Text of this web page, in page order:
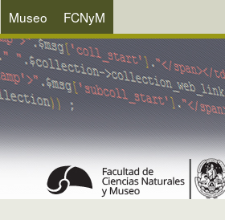
Museo FCNyM